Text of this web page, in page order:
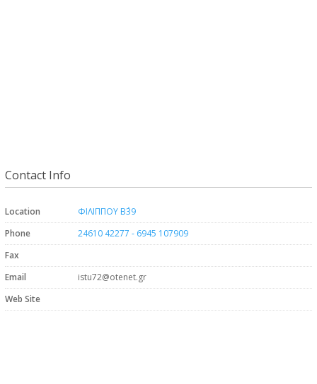
Contact Info
Location
ΦΙΛΙΠΠΟΥ Β΄39
Phone
24610 42277 - 6945 107909
Fax
Email
istu72@otenet.gr
Web Site